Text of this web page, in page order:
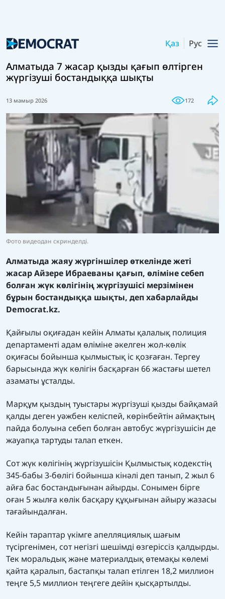
Қаз Рус
Алматыда 7 жасар қызды қағып өлтірген
жүргізуші бостандыққа шықты
13 мамыр 2026 172
Фото видеодан скринделді.
Алматыда жаяу жүргіншілер өткелінде жеті
жасар Айзере Ибраеваны қағып, өліміне себеп
болған жүк көлігінің жүргізушісі мерзімінен
бұрын бостандыққа шықты, деп хабарлайды
Democrat.kz.
Қайғылы оқиғадан кейін Алматы қалалық полиция
департаменті адам өліміне әкелген жол-көлік
оқиғасы бойынша қылмыстық іс қозғаған. Тергеу
барысында жүк көлігін басқарған 66 жастағы шетел
азаматы ұсталды.
Марқұм қыздың туыстары жүргізуші қызды байқамай
қалды деген уәжбен келіспей, көрінбейтін аймақтың
пайда болуына себеп болған автобус жүргізушісін де
жауапқа тартуды талап еткен.
Сот жүк көлігінің жүргізушісін Қылмыстық кодекстің
345-бабы 3-бөлігі бойынша кінәлі деп танып, 2 жыл 6
айға бас бостандығынан айырды. Сонымен бірге
оған 5 жылға көлік басқару құқығынан айыру жазасы
тағайындалған.
Кейін тараптар үкімге апелляциялық шағым
түсіргенімен, сот негізгі шешімді өзгеріссіз қалдырды.
Тек моральдық және материалдық өтемақы көлемі
қайта қаралып, бастапқы талап етілген 18,2 миллион
теңге 5,5 миллион теңгеге дейін қысқартылды.